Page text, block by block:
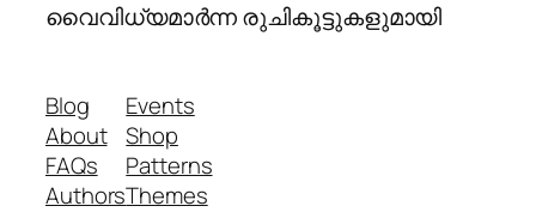
വൈവിധ്യമാര്‍ന്ന രുചികൂട്ടുകളുമായി
Blog
About
FAQs
Authors
Events
Shop
Patterns
Themes